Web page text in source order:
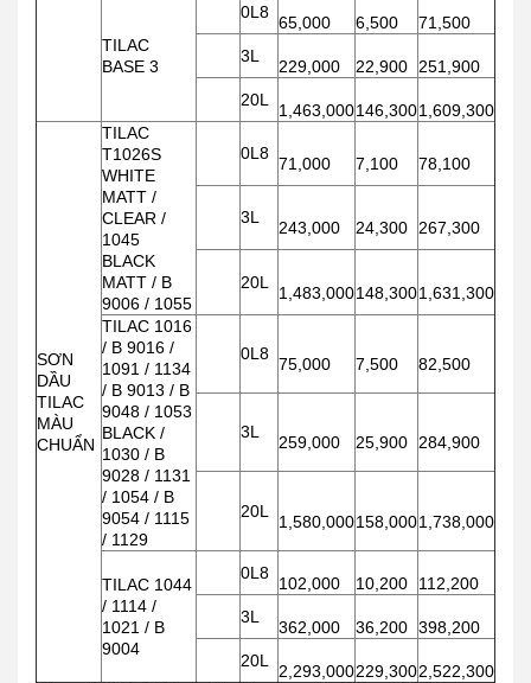
TILAC
BASE 3
0L8
65,000 6,500
71,500
3L
229,000 22,900 251,900
20L
1,463,000146,3001,609,300
SƠN
DẦU
TILAC
MÀU
CHUẨN
TILAC
T1026S
WHITE
MATT /
CLEAR /
1045
BLACK
MATT / B
9006 / 1055
0L8
71,000 7,100 78,100
3L
243,000 24,300 267,300
20L
1,483,000148,3001,631,300
TILAC 1016
/ B 9016 /
1091 / 1134
/ B 9013 / B
9048 / 1053
BLACK /
1030 / B
9028 / 1131
/ 1054 / B
9054 / 1115
/ 1129
0L8
75,000 7,500 82,500
3L
259,000 25,900 284,900
20L
1,580,000158,0001,738,000
TILAC 1044
/ 1114 /
1021 / B
9004
0L8
102,000 10,200
112,200
3L
362,000 36,200 398,200
20L
2,293,000229,3002,522,300